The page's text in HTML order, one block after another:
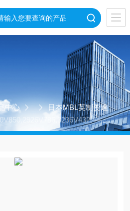
中心
日本MBL英制变速